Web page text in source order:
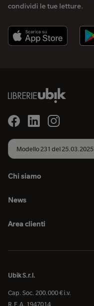
condividi le tue letture.
Modello 231 del 25.03.2025
Chi siamo
News
Area clienti
Ubik S.r.l.
Cap. Soc. 200.000 € i.v.
R.E.A. 1947014